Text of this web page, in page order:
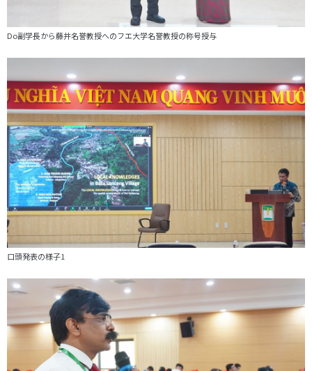
Do副学長から藤井名誉教授へのフエ大学名誉教授の称号授与
口頭発表の様子1